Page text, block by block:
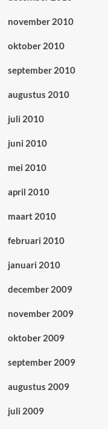
november 2010
oktober 2010
september 2010
augustus 2010
juli 2010
juni 2010
mei 2010
april 2010
maart 2010
februari 2010
januari 2010
december 2009
november 2009
oktober 2009
september 2009
augustus 2009
juli 2009